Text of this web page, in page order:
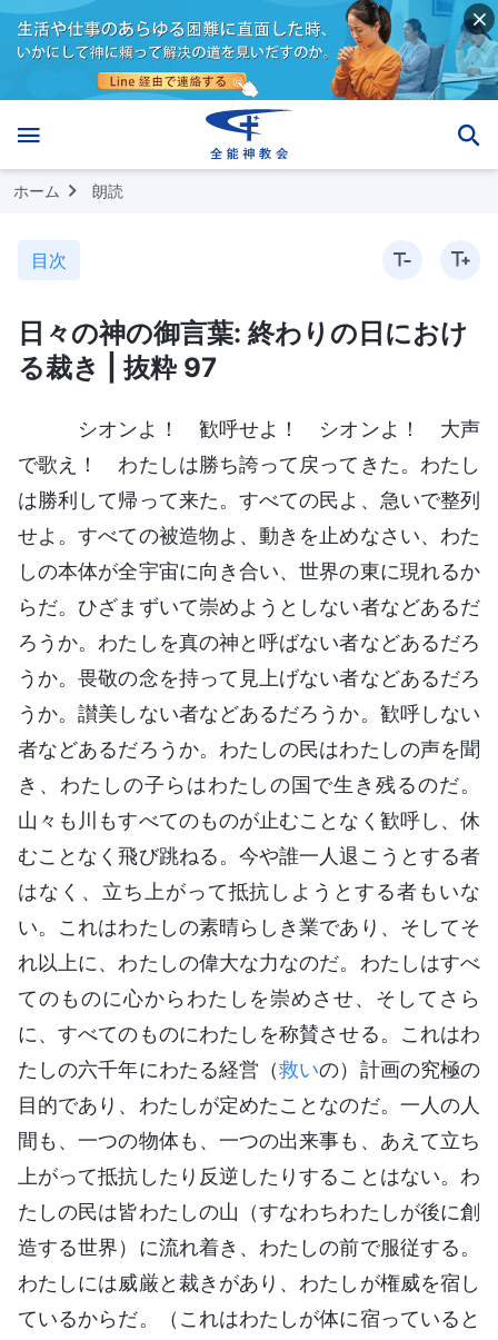
ホーム 朗読
目次
日々の神の御言葉: 終わりの日におけ
る裁き | 抜粋 97
シオンよ！ 歓呼せよ！ シオンよ！ 大声
で歌え！ わたしは勝ち誇って戻ってきた。わたし
は勝利して帰って来た。すべての民よ、急いで整列
せよ。すべての被造物よ、動きを止めなさい、わた
しの本体が全宇宙に向き合い、世界の東に現れるか
らだ。ひざまずいて崇めようとしない者などあるだ
ろうか。わたしを真の神と呼ばない者などあるだろ
うか。畏敬の念を持って見上げない者などあるだろ
うか。讃美しない者などあるだろうか。歓呼しない
者などあるだろうか。わたしの民はわたしの声を聞
き、わたしの子らはわたしの国で生き残るのだ。
山々も川もすべてのものが止むことなく歓呼し、休
むことなく飛び跳ねる。今や誰一人退こうとする者
はなく、立ち上がって抵抗しようとする者もいな
い。これはわたしの素晴らしき業であり、そしてそ
れ以上に、わたしの偉大な力なのだ。わたしはすべ
てのものに心からわたしを崇めさせ、そしてさら
に、すべてのものにわたしを称賛させる。これはわ
たしの六千年にわたる経営（救いの）計画の究極の
目的であり、わたしが定めたことなのだ。一人の人
間も、一つの物体も、一つの出来事も、あえて立ち
上がって抵抗したり反逆したりすることはない。わ
たしの民は皆わたしの山（すなわちわたしが後に創
造する世界）に流れ着き、わたしの前で服従する。
わたしには威厳と裁きがあり、わたしが権威を宿し
ているからだ。（これはわたしが体に宿っていると